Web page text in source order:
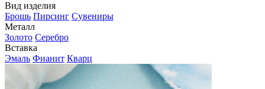
Вид изделия
Брошь Пирсинг Сувениры
Металл
Золото Серебро
Вставка
Эмаль Фианит Кварц